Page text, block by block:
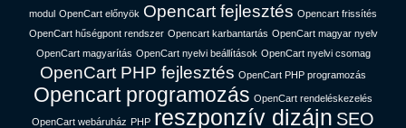
modul OpenCart előnyök Opencart fejlesztés Opencart frissítés
OpenCart hűségpont rendszer Opencart karbantartás OpenCart magyar nyelv
OpenCart magyarítás OpenCart nyelvi beállítások OpenCart nyelvi csomag
OpenCart PHP fejlesztés OpenCart PHP programozás
Opencart programozás OpenCart rendeléskezelés
OpenCart webáruház PHP reszponzív dizájn SEO